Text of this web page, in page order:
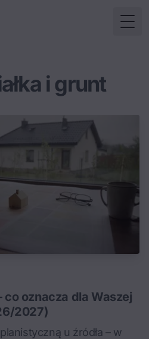
i grunt
co oznacza dla Waszej
2027)
u źródła – w